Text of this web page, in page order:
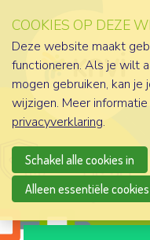
COOKIES OP DEZE
Deze website maakt
functioneren. Als je wilt
mogen gebruiken, kan
wijzigen. Meer
privacyverklaring.
Schakel alle cookies in
Alleen essentiële cookies